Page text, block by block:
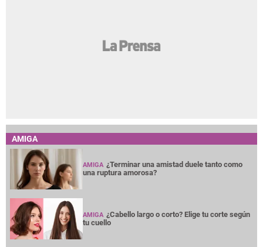
AMIGA
AMIGA ¿Terminar una amistad duele tanto como
una ruptura amorosa?
AMIGA ¿Cabello largo o corto? Elige tu corte según
tu cuello